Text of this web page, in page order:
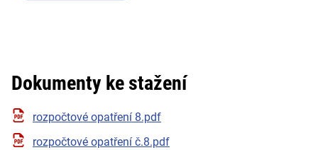
Dokumenty ke stažení
rozpočtové opatření 8.pdf
rozpočtové opatření č.8.pdf